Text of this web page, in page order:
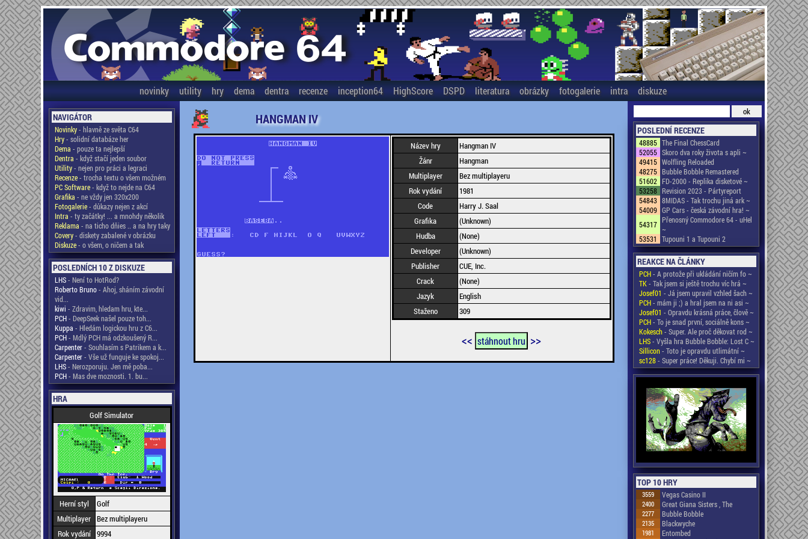
novinky utility hry dema dentra recenze inception64 HighScore DSPD literatura obrázky fotogalerie intra diskuze
NAVIGÁTOR
Novinky- hlavně ze světa C64
Hry- solidní databáze her
Dema - pouze ta nejlepší
Dentra - když stačí jeden soubor
Utility- nejen pro práci a legraci
Recenze- trocha textu o všem možném
PC Software- když to nejde na C64
Grafika - ne vždy jen 320x200
Fotogalerie- důkazy nejen z akcí
Intra - ty začátky! ... a mnohdy několik
Reklama - na ticho dňies .. a na hry taky
Covery- diskety zabalené v obrázku
Diskuze- o všem, o ničem a tak
POSLEDNÍCH 10 Z DISKUZE
LHS- Není to HotRod?
Roberto Bruno- Ahoj, sháním závodní
vid...
kiwi - Zdravim, hledam hru, kte...
PCH- DeepSeek našel pouze toh...
Kuppa - Hledám logickou hru z C6...
PCH- Mdlý PCH má odzkoušený R...
Carpenter- Souhlasím s Patrikem a k...
Carpenter- Vše už funguje ke spokoj...
LHS- Nerozporuju. Jen mě poba...
PCH- Mas dve moznosti. 1. bu...
HRA
Golf Simulator
Herní styl
Golf
Multiplayer Bez multiplayeru
Rok vydání 9994
HANGMAN IV
Název hry
Hangman IV
Žánr
Hangman
Multiplayer
Bez multiplayeru
Rok vydání
1981
Code
Harry J. Saal
Grafika
(Unknown)
Hudba
(None)
Developer
(Unknown)
Publisher
CUE, Inc.
Crack
(None)
Jazyk
English
Staženo
309
<< stáhnout hru >>
POSLEDNÍ RECENZE
48885 The Final ChessCard
52055 Skoro dva roky života s apli ~
49415 Wolfling Reloaded
48275 Bubble Bobble Remastered
51602 FD-2000 - Replika disketové ~
53258 Revision 2023 - Pártyreport
54843 8MIDAS - Tak trochu jiná ark ~
54009 GP Cars - česká závodní hra! ~
54317 Přenosný Commodore 64 - uHel
~
53531
Tupouni 1 a Tupouni 2
REAKCE NA ČLÁNKY
PCH- A protože při ukládání ničím fo ~
TK- Tak jsem si ještě trochu víc hrá ~
Josef01 - Já jsem upravil vzhled šach ~
PCH- mám ji ;) a hral jsem na ni asi ~
Josef01 - Opravdu krásná práce, člově ~
PCH- To je snad první, sociálně kons ~
Kokesch- Super. Ale proč děkovat rod ~
LHS- Vyšla hra Bubble Bobble: Lost C ~
Sillicon- Toto je opravdu utlimátní ~
sc128- Super práce! Děkuji. Chybí mi ~
TOP 10 HRY
3559 Vegas Casino II
2400 Great Giana Sisters , The
2277 Bubble Bobble
2135 Blackwyche
1981 Entombed